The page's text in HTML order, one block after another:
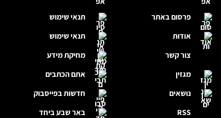
תנאי שימוש
תנאי שימוש
מחיקת מידע
אתם הכתבים
חדשות בפייסבוק
באר שבע ביחד
פרסום באתר
אודות
צור קשר
מגזין
נושאים
RSS